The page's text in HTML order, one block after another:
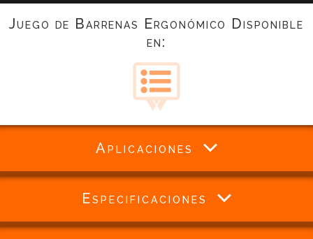
Juego de Barrenas Ergonómico Disponible
en:
Aplicaciones
Especificaciones